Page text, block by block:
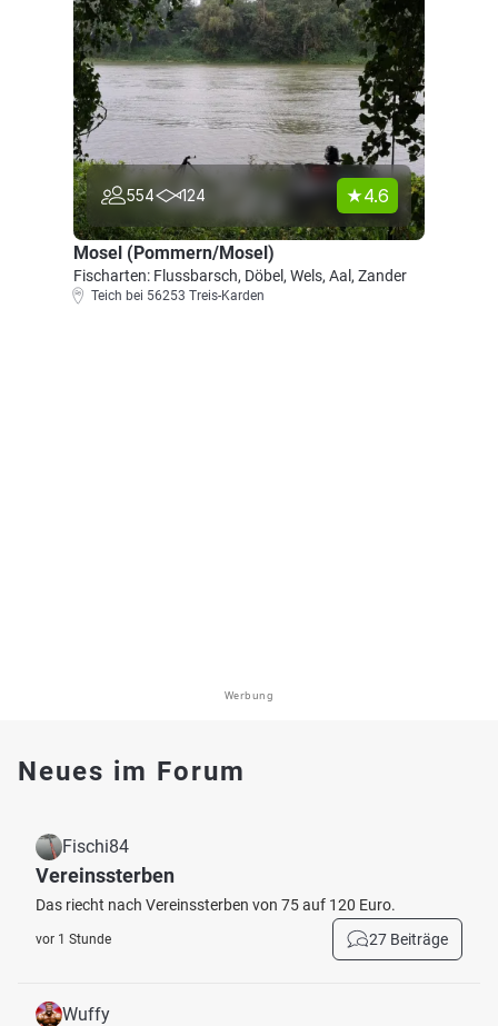
554 124 4.6
Mosel (Pommern/Mosel)
Fischarten: Flussbarsch, Döbel, Wels, Aal, Zander
Teich bei 56253 Treis-Karden
Werbung
Neues im Forum
Fischi84
Vereinssterben
Das riecht nach Vereinssterben von 75 auf 120 Euro.
vor 1 Stunde 27 Beiträge
Wuffy